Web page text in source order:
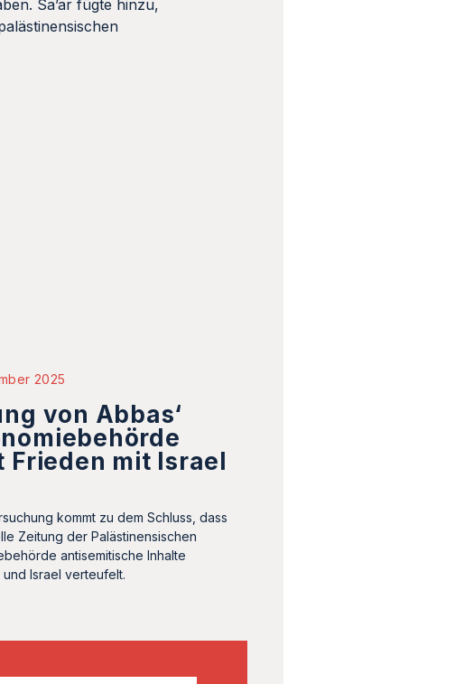
Sa’ar fügte hinzu,
2025
von Abbas‘
Frieden mit Israel
kommt zu dem Schluss, dass
Zeitung der Palästinensischen
antisemitische Inhalte
Israel verteufelt.